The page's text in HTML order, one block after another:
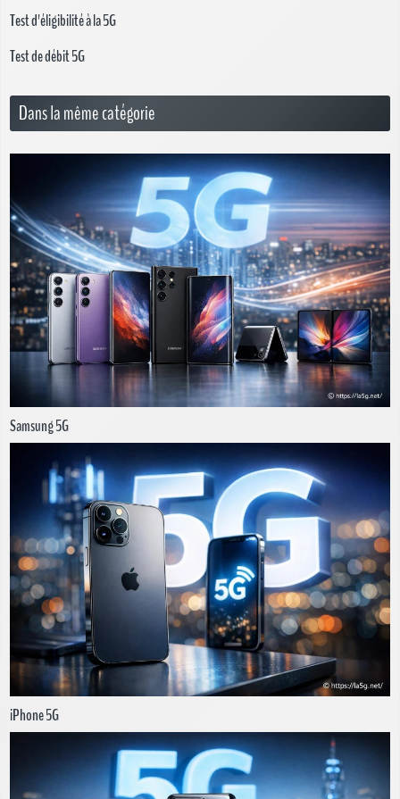
Test d'éligibilité à la 5G
Test de débit 5G
Dans la même catégorie
Samsung 5G
iPhone 5G